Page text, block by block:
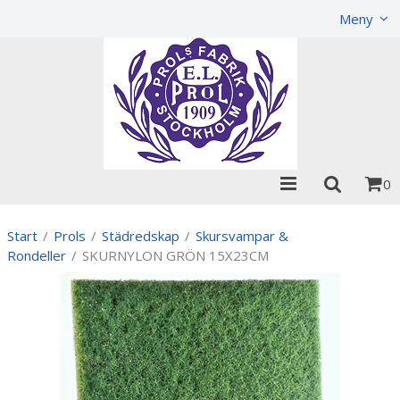
Meny
0
Start / Prols / Städredskap / Skursvampar &
Rondeller / SKURNYLON GRÖN 15X23CM